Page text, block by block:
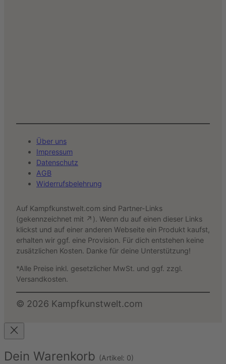
Über uns
Impressum
Datenschutz
AGB
Widerrufsbelehrung
Auf Kampfkunstwelt.com sind Partner-Links
(gekennzeichnet mit ↗). Wenn du auf einen dieser Links
klickst und auf einer anderen Webseite ein Produkt kaufst,
erhalten wir ggf. eine Provision. Für dich entstehen keine
zusätzlichen Kosten. Danke für deine Unterstützung!
*Alle Preise inkl. gesetzlicher MwSt. und ggf. zzgl.
Versandkosten.
© 2026 Kampfkunstwelt.com
Dein Warenkorb (Artikel: 0)